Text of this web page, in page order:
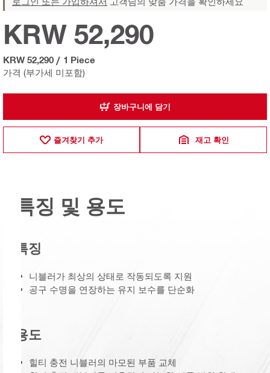
가격 (부가세 미포함)
KRW 52,290
KRW 52,290 / 1 Piece
장바구니에 담기
즐겨찾기 추가 재고 확인
특징 및 용도
특징
니블러가 최상의 상태로 작동되도록 지원
공구 수명을 연장하는 유지 보수를 단순화
용도
힐티 충전 니블러의 마모된 부품 교체